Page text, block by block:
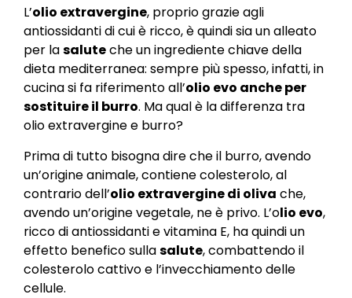
L’olio extravergine, proprio grazie agli
antiossidanti di cui è ricco, è quindi sia un alleato
per lasaluteche un ingrediente chiave della
dieta mediterranea: sempre più spesso, infatti, in
cucina si fa riferimento all’olio evo anche per
sostituire il burro. Ma qual è la differenza tra
olio extravergine e burro?
Prima di tutto bisogna dire che il burro, avendo
un’origine animale, contiene colesterolo, al
contrario dell’olio extravergine di oliva che,
avendo un’origine vegetale, ne è privo. L’olio evo,
ricco di antiossidanti e vitamina E, ha quindi un
effetto benefico sullasalute, combattendo il
colesterolo cattivo e l’invecchiamento delle
cellule.